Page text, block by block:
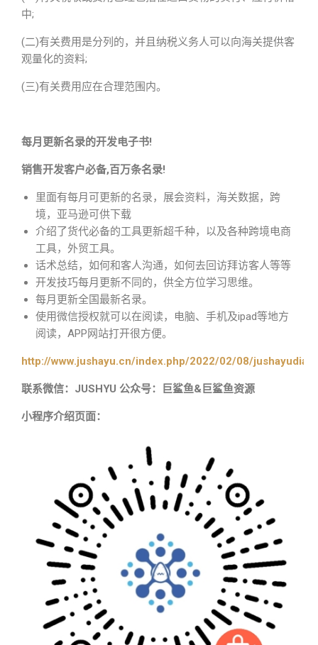
中;
(二)有关费用是分列的，并且纳税义务人可以向海关提供客
观量化的资料;
(三)有关费用应在合理范围内。
每月更新名录的开发电子书!
销售开发客户必备,百万条名录!
里面有每月可更新的名录，展会资料，海关数据，跨
境，亚马逊可供下载
介绍了货代必备的工具更新超千种，以及各种跨境电商
工具，外贸工具。
话术总结，如何和客人沟通，如何去回访拜访客人等等
开发技巧每月更新不同的，供全方位学习思维。
每月更新全国最新名录。
使用微信授权就可以在阅读，电脑、手机及ipad等地方
阅读，APP网站打开很方便。
http://www.jushayu.cn/index.php/2022/02/08/
联系微信：JUSHYU 公众号：巨鲨鱼&巨鲨鱼资源
小程序介绍页面：